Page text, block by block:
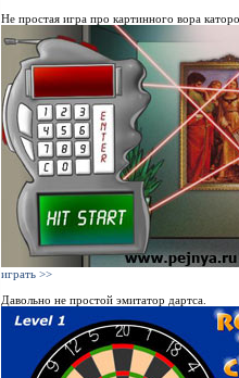
Не простая игра про картинного вора
играть >>
Давольно не простой эмитатор дартса.